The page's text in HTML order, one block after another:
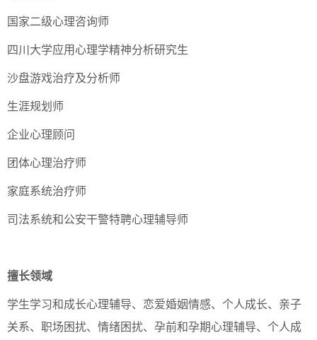
国家二级心理咨询师
四川大学应用心理学精神分析研究生
沙盘游戏治疗及分析师
生涯规划师
企业心理顾问
团体心理治疗师
家庭系统治疗师
司法系统和公安干警特聘心理辅导师
擅长领域
学生学习和成长心理辅导、恋爱婚姻情感、个人成长、亲子
关系、职场困扰、情绪困扰、孕前和孕期心理辅导、个人成